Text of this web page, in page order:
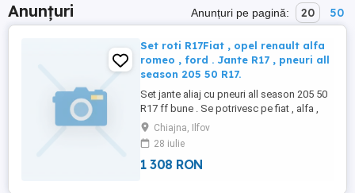
Anunțuri Anunțuri pe pagină: 20 50
Set roti R17Fiat , opel renault alfa
romeo , ford . Jante R17 , pneuri all
season 205 50 R17.
Set jante aliaj cu pneuri all season 205 50
R17 ff bune . Se potrivesc pe fiat , alfa ,
opel , renault . Pretul este de 250 de euro.
Nu trimit prin curier . Tel .
Chiajna, Ilfov
28 iulie
1 308 RON